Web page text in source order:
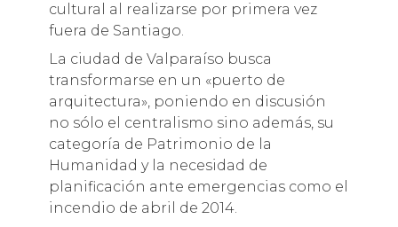
cultural al realizarse por primera vez
fuera de Santiago.
La ciudad de Valparaíso busca
transformarse en un «puerto de
arquitectura», poniendo en discusión
no sólo el centralismo sino además, su
categoría de Patrimonio de la
Humanidad y la necesidad de
planificación ante emergencias como el
incendio de abril de 2014.